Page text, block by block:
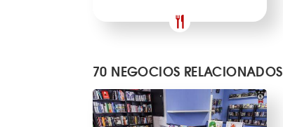
70 NEGOCIOS RELACIONADOS